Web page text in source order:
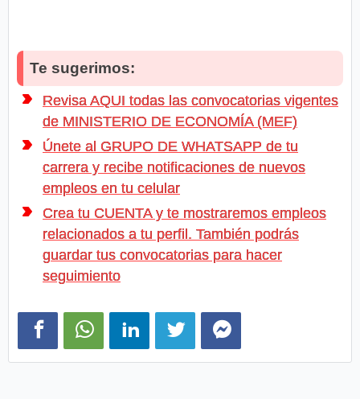
Te sugerimos:
Revisa AQUI todas las convocatorias vigentes
de MINISTERIO DE ECONOMÍA (MEF)
Únete al GRUPO DE WHATSAPP de tu
carrera y recibe notificaciones de nuevos
empleos en tu celular
Crea tu CUENTA y te mostraremos empleos
relacionados a tu perfil. También podrás
guardar tus convocatorias para hacer
seguimiento